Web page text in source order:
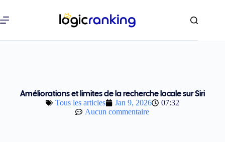
Améliorations et limites de la recherche locale sur Siri
Tous les articles Jan 9, 2026
07:32
Aucun commentaire